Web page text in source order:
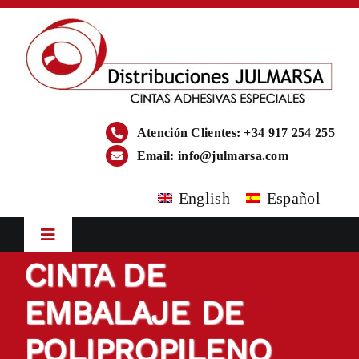
Saltar
contenido
Atención Clientes: +34 917 254 255
Email: info@julmarsa.com
English Español
Toggle
Navigation
Inicio
CINTA DE
EMBALAJE DE
POLIPROPILENO